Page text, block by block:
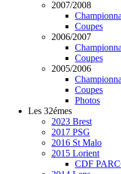
2007/2008
Coupes
2006/2007
Coupes
2005/2006
Coupes
Photos
Les 32émes
2023 Brest
2017 PSG
2016 St Malo
2015 Lorient
CDF